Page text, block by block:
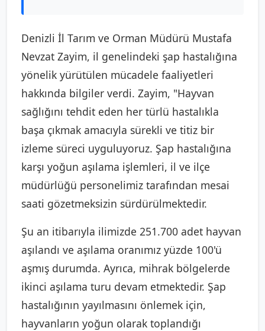
Denizli İl Tarım ve Orman Müdürü Mustafa
Nevzat Zayim, il genelindeki şap hastalığına
yönelik yürütülen mücadele faaliyetleri
hakkında bilgiler verdi. Zayim, "Hayvan
sağlığını tehdit eden her türlü hastalıkla
başa çıkmak amacıyla sürekli ve titiz bir
izleme süreci uyguluyoruz. Şap hastalığına
karşı yoğun aşılama işlemleri, il ve ilçe
müdürlüğü personelimiz tarafından mesai
saati gözetmeksizin sürdürülmektedir.
Şu an itibarıyla ilimizde 251.700 adet hayvan
aşılandı ve aşılama oranımız yüzde 100'ü
aşmış durumda. Ayrıca, mihrak bölgelerde
ikinci aşılama turu devam etmektedir. Şap
hastalığının yayılmasını önlemek için,
hayvanların yoğun olarak toplandığı